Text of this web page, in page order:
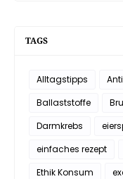
TAGS
Alltagstipps
Ballaststoffe
Darmkrebs
einfaches rezept
Ethik Konsum